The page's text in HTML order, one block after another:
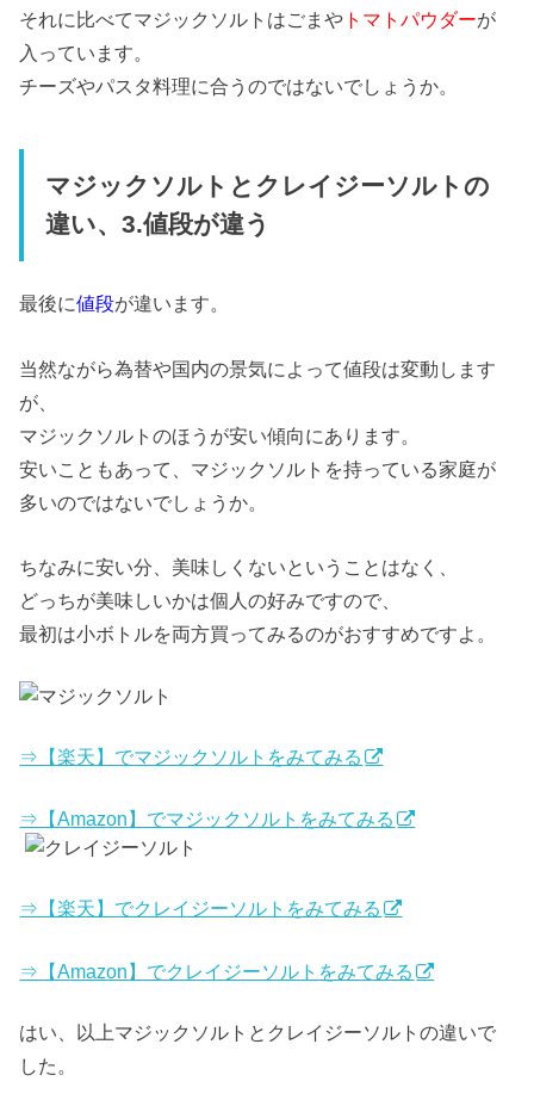
それに比べてマジックソルトはごまや トマトパウダーが
入っています。
チーズやパスタ料理に合うのではないでしょうか。
マジックソルトとクレイジーソルトの
違い、3.値段が違う
最後に値段が違います。
当然ながら為替や国内の景気によって値段は変動します
が、
マジックソルトのほうが安い傾向にあります。
安いこともあって、マジックソルトを持っている家庭が
多いのではないでしょうか。
ちなみに安い分、美味しくないということはなく、
どっちが美味しいかは個人の好みですので、
最初は小ボトルを両方買ってみるのがおすすめですよ。
⇒【楽天】でマジックソルトをみてみる
⇒【Amazon】でマジックソルトをみてみる
⇒【楽天】でクレイジーソルトをみてみる
⇒【Amazon】でクレイジーソルトをみてみる
はい、以上マジックソルトとクレイジーソルトの違いで
した。